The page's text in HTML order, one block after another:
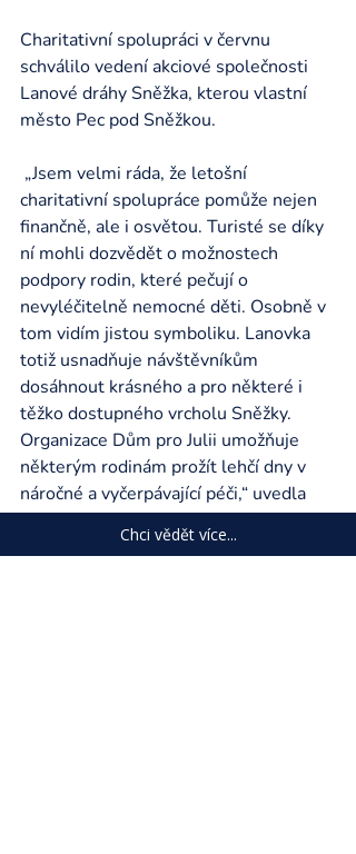
Charitativní spolupráci v červnu
schválilo vedení akciové společnosti
Lanové dráhy Sněžka, kterou vlastní
město Pec pod Sněžkou.
charitativní spolupráce pomůže nejen
finančně, ale i osvětou. Turisté se díky
ní mohli dozvědět o možnostech
podpory rodin, které pečují o
nevyléčitelně nemocné děti. Osobně v
tom vidím jistou symboliku. Lanovka
totiž usnadňuje návštěvníkům
dosáhnout krásného a pro některé i
těžko dostupného vrcholu Sněžky.
Organizace Dům pro Julii umožňuje
některým rodinám prožít lehčí dny v
náročné a vyčerpávající péči,“ uvedla
starostka města Pec pod Sněžkou
Ilona Karlíková.
Chci vědět více...